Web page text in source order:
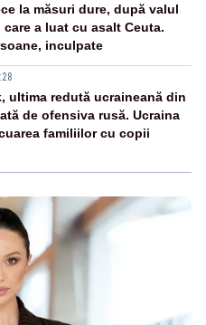
la măsuri dure, după valul
a luat cu asalt Ceuta.
inculpate
ultima redută ucraineană din
de ofensiva rusă. Ucraina
familiilor cu copii